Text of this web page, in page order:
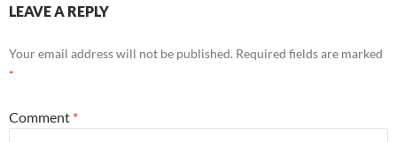
LEAVE A REPLY
Your email address will not be published. Required fields are marked
*
Comment *